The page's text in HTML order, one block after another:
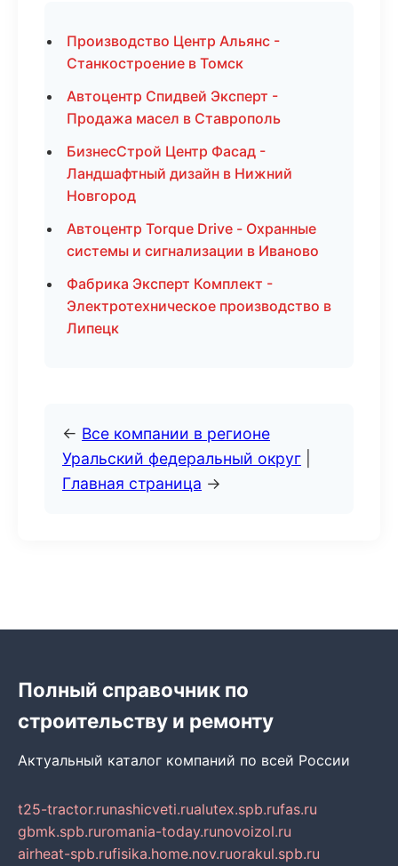
Производство Центр Альянс -
Станкостроение в Томск
Автоцентр Спидвей Эксперт -
Продажа масел в Ставрополь
БизнесСтрой Центр Фасад -
Ландшафтный дизайн в Нижний
Новгород
Автоцентр Torque Drive - Охранные
системы и сигнализации в Иваново
Фабрика Эксперт Комплект -
Электротехническое производство в
Липецк
← Все компании в регионе
Уральский федеральный округ
Главная страница →
Полный справочник по
строительству и ремонту
Актуальный каталог компаний по всей России
t25-tractor.runashicveti.rualutex.spb.rufas.ru
gbmk.spb.ruromania-today.runovoizol.ru
airheat-spb.rufisika.home.nov.ruorakul.spb.ru